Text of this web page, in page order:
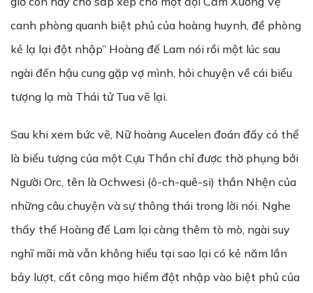
canh phòng quanh biệt phủ của hoàng huynh, đề phòng
kẻ lạ lại đột nhập” Hoàng đế Lam nói rồi một lúc sau
ngài đến hậu cung gặp vợ mình, hỏi chuyện về cái biểu
tượng lạ mà Thái tử Tua vẽ lại.
Sau khi xem bức vẽ, Nữ hoàng Aucelen đoán đấy có thể
là biểu tượng của một Cựu Thần chỉ được thờ phụng bởi
Người Orc, tên là Ochwesi (ô-ch-quê-si) thần Nhện của
những câu chuyện và sự thông thái trong lời nói. Nghe
thấy thế Hoàng đế Lam lại càng thêm tò mò, ngài suy
nghĩ mãi mà vẫn không hiểu tại sao lại có kẻ năm lần
bảy lượt, cất công mạo hiểm đột nhập vào biệt phủ của